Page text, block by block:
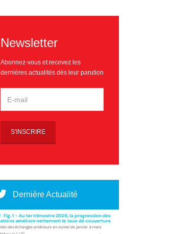
Newsletter
Abonnez-vous et recevez les
dernières actualités dès leur parution
Dernière Actualité